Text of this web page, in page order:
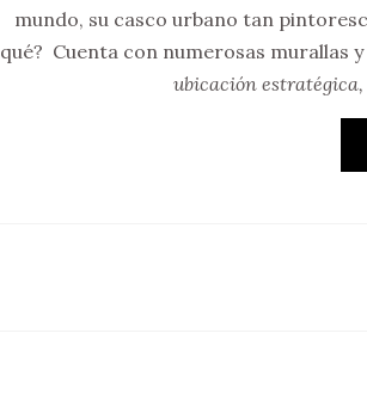
mundo, su casco urbano tan
qué? Cuenta con numerosas murallas
ubicación